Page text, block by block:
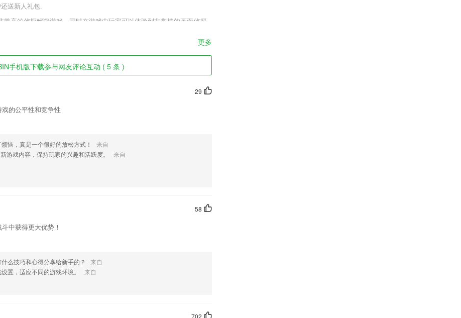
送新人礼包.
高的侦探解谜游戏，同时在游戏中玩家可以体验到非常棒的画面侦探
周到，更快捷、更立体、更全面地讲述香河好故事，传递香河好声音，
是一款非常好用的工具。
可以进行线上报名
、139邮箱等各类邮箱，邮件收发、通讯录管理一手掌握；
需要几个操作就能轻松的搞定。
以利用空闲的时间来进行学习
学生改善自己的发音
加文章丰富的内容让爸爸妈妈更加会辅导子女的学习；孩子看了学习更
习和提升，并且掌握专业知识。
记忆或是想法——包括文字、数字、符码、香气、食物、线条、颜色、
考中心，并由此中心向外发散出成千上万的关节点。
更多
手机版下载参与网友评论互动 ( 5 条 )
29
的公平性和竞争性
恼，真是一个很好的放松方式！
来自
游戏内容，保持玩家的兴趣和活跃度。
来自
58
中获得更大优势！
么技巧和心得分享给新手的？
来自
置，适应不同的游戏环境。
来自
702